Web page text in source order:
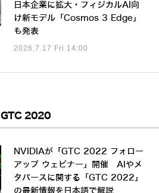
日本企業に拡大・フィジカルAI向
け新モデル「Cosmos 3 Edge」
も発表
2026.7.17 Fri 14:00
GTC 2020
NVIDIAが「GTC 2022 フォロー
アップ ウェビナー」開催 AIやメ
タバースに関する「GTC 2022」
の最新情報を日本語で解説